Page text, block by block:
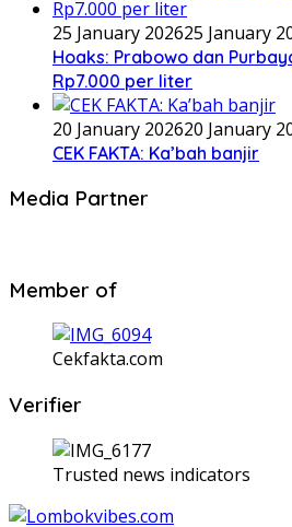
25 January 202625 January
Hoaks: Prabowo dan
Rp7.000 per liter
20 January 202620 January
CEK FAKTA: Ka’bah banjir
Media Partner
Member of
Cekfakta.com
Verifier
Trusted news indicators